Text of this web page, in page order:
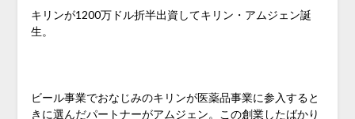
キリンが1200万ドル折半出資してキリン・アムジェン誕
生。
ビール事業でおなじみのキリンが医薬品事業に参入すると
きに選んだパートナーがアムジェン。この創業したばかり